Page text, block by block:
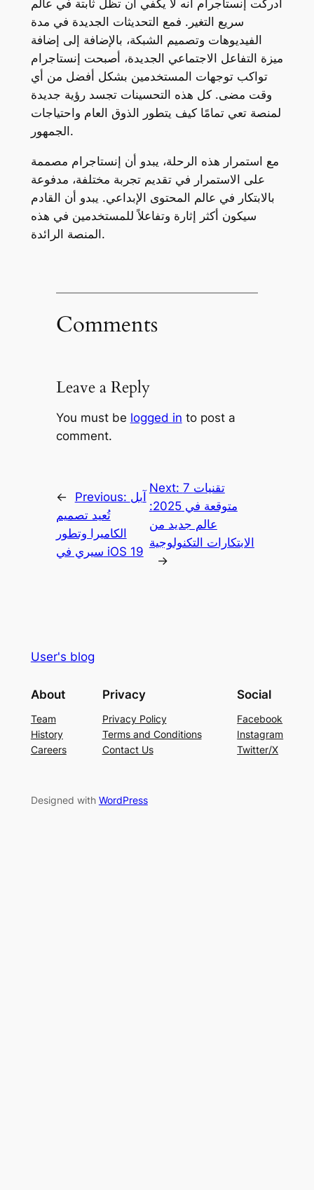
أدركت إنستاجرام أنه لا يكفي أن تظل ثابتة في عالم
سريع التغير. فمع التحديثات الجديدة في مدة
الفيديوهات وتصميم الشبكة، بالإضافة إلى إضافة
ميزة التفاعل الاجتماعي الجديدة، أصبحت إنستاجرام
تواكب توجهات المستخدمين بشكل أفضل من أي
وقت مضى. كل هذه التحسينات تجسد رؤية جديدة
لمنصة تعي تمامًا كيف يتطور الذوق العام واحتياجات
الجمهور.
مع استمرار هذه الرحلة، يبدو أن إنستاجرام مصممة
على الاستمرار في تقديم تجربة مختلفة، مدفوعة
بالابتكار في عالم المحتوى الإبداعي. يبدو أن القادم
سيكون أكثر إثارة وتفاعلاً للمستخدمين في هذه
المنصة الرائدة.
Comments
Leave a Reply
You must be logged in to post a
comment.
← Previous: آبل
تُعيد تصميم
الكاميرا وتطور
سيري في iOS 19
Next: 7 تقنيات
متوقعة في 2025:
عالم جديد من
الابتكارات التكنولوجية
→
User's blog
About
Team
History
Careers
Privacy
Privacy Policy
Terms and Conditions
Contact Us
Social
Facebook
Instagram
Twitter/X
Designed with WordPress